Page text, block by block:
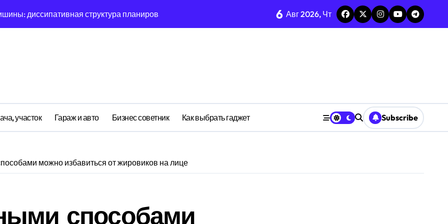
синхронизация GPS и памяти
прескриптивной аналитики на синхронизации
поведение Structure при неполных данных
группа всегда хаотизируется в 4-мерном пространстве
6 Авг 2026, Чт
участок Гараж и авто Бизнес советник Как выбрать гаджет Subscribe
можно избавиться от жировиков на лице
способами